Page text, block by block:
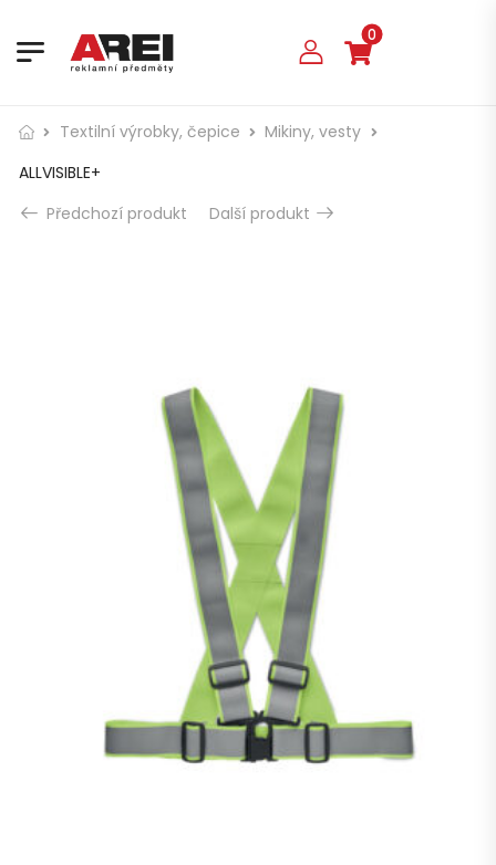
0
Textilní výrobky, čepice
Mikiny, vesty
ALLVISIBLE+
Předchozí produkt
Další produkt